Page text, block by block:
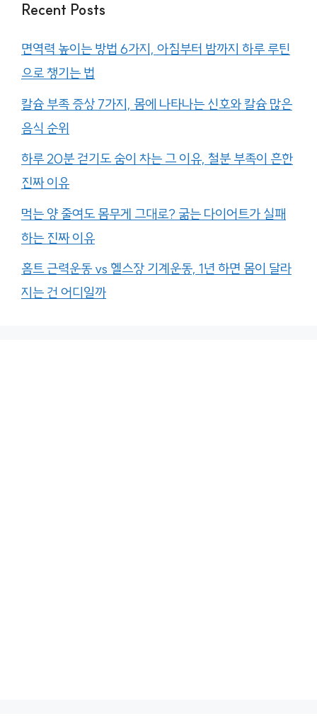
Recent Posts
면역력 높이는 방법 6가지, 아침부터 밤까지 하루 루틴
으로 챙기는 법
칼슘 부족 증상 7가지, 몸에 나타나는 신호와 칼슘 많은
음식 순위
하루 20분 걷기도 숨이 차는 그 이유, 철분 부족이 흔한
진짜 이유
먹는 양 줄여도 몸무게 그대로? 굶는 다이어트가 실패
하는 진짜 이유
홈트 근력운동 vs 헬스장 기계운동, 1년 하면 몸이 달라
지는 건 어디일까